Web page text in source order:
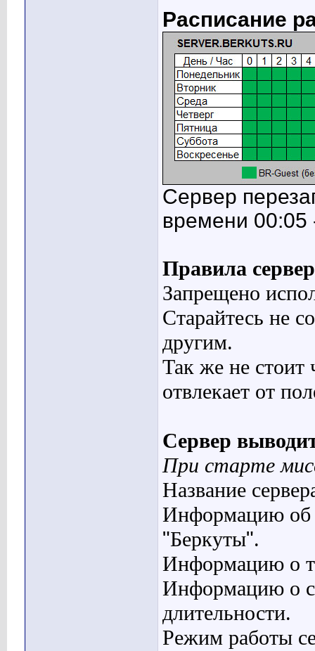
Расписание
Сервер
времени 00:05
Правила
Запрещено
Старайтесь не
другим.
Так же не стоит
отвлекает от
Сервер
При старте
Название
Информацию об
"Беркуты".
Информацию о
Информацию о
длительности.
Режим работы